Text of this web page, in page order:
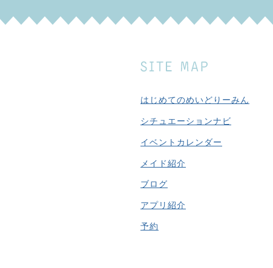
はじめてのめいどりーみん
シチュエーションナビ
イベントカレンダー
メイド紹介
ブログ
アプリ紹介
予約